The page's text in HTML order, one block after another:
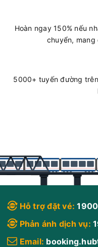
Điểm đón/
Thảo Hồng
Điểm đón
Nghĩa – Phường
Thắng Tam -
Ngã 3 Long Sơn
QL51, Tân Hải,
Hoàn ngay 150% nếu
chuyển, mang
5000+ tuyến đường
Hỗ trợ đặt vé:
Phản ánh dịch vụ:
Email: